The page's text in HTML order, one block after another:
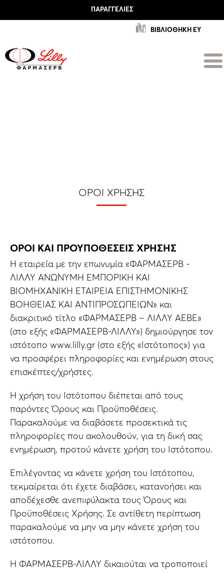
ΠΑΡΑΓΓΕΛΊΕΣ
ΒΙΒΛΙΟΘΗΚΗ ΕΥ
ΌΡΟΙ ΧΡΉΣΗΣ
ΟΡΟΙ ΚΑΙ ΠΡΟΥΠΟΘΕΣΕΙΣ ΧΡΗΣΗΣ
H εταιρεία με την επωνυμία «ΦΑΡΜΑΣΕΡΒ -
ΛΙΛΛΥ ΑΝΩΝΥΜΗ ΕΜΠΟΡΙΚΗ ΚΑΙ
ΒΙΟΜΗΧΑΝΙΚΗ ΕΤΑΙΡΕΙΑ ΕΠΙΣΤΗΜΟΝΙΚΗΣ
ΒΟΗΘΕΙΑΣ ΚΑΙ ΑΝΤΙΠΡΟΣΩΠΕΙΩΝ» και
διακριτικό τίτλο «ΦΑΡΜΑΣΕΡΒ – ΛΙΛΛΥ ΑΕΒΕ»
(στο εξής «ΦΑΡΜΑΣΕΡΒ-ΛΙΛΛΥ») δημιούργησε τον
ιστότοπο www.lilly.gr (στο εξής «Ιστότοπος») για
να προσφέρει πληροφορίες και ενημέρωση στους
επισκέπτες/χρήστες.
Η χρήση του Ιστότοπου διέπεται από τους
παρόντες Όρους και Προϋποθέσεις.
Παρακαλούμε να διαβάσετε προσεκτικά τις
πληροφορίες που ακολουθούν, για τη δική σας
ενημέρωση, προτού κάνετε χρήση του Ιστότοπου.
Επιλέγοντας να κάνετε χρήση του Ιστότοπου,
τεκμαίρεται ότι έχετε διαβάσει, κατανοήσει και
αποδέχεσθε ανεπιφύλακτα τους Όρους και
Προϋποθέσεις Χρήσης. Σε αντίθετη περίπτωση
παρακαλούμε να μην να μην κάνετε χρήση του
ιστότοπου.
Η ΦΑΡΜΑΣΕΡΒ-ΛΙΛΛΥ δικαιούται να τροποποιεί